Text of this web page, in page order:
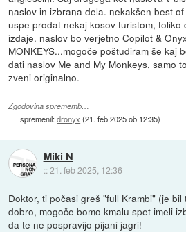
naslov in izbrana dela. nekakšen best
uspe prodat nekaj kosov turistom, toliko
izdaje. naslov bo verjetno Copilot &
MONKEYS...mogoče poštudiram še kaj
dati naslov Me and My Monkeys, samo
zveni originalno.
Zgodovina sprememb…
spremenil:dronyx (21. feb 2025 ob 12:35)
Miki N
::21. feb 2025, 12:36
Doktor, ti počasi greš "full Krambi" (je
dobro, mogoče bomo kmalu spet imeli
da te ne pospravijo pijani jagri!